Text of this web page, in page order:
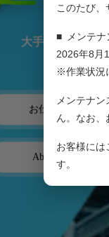
大手メーカーの
お仕事紹介
About US
このたび、
■ メンテナ
2026年8月
※作業状況
メンテナ
ん。なお、
お客様には
す。